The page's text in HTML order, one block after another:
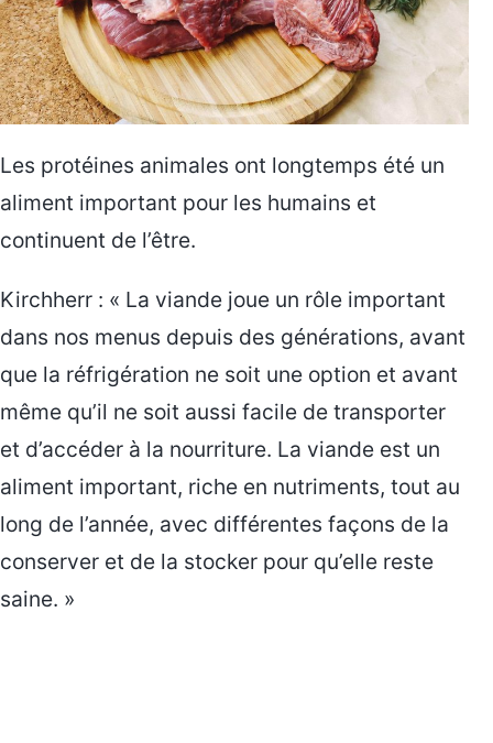
Les protéines animales ont longtemps été un
aliment important pour les humains et
continuent de l’être.
Kirchherr : « La viande joue un rôle important
dans nos menus depuis des générations, avant
que la réfrigération ne soit une option et avant
même qu’il ne soit aussi facile de transporter
et d’accéder à la nourriture. La viande est un
aliment important, riche en nutriments, tout au
long de l’année, avec différentes façons de la
conserver et de la stocker pour qu’elle reste
saine. »